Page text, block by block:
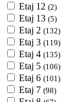
Etaj 12 (2)
Etaj 13 (5)
Etaj 2 (132)
Etaj 3 (119)
Etaj 4 (135)
Etaj 5 (106)
Etaj 6 (101)
Etaj 7 (98)